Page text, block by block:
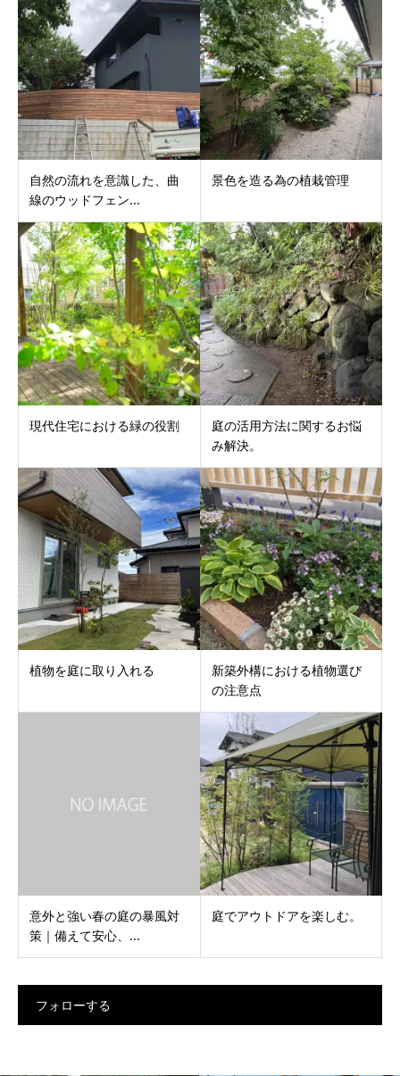
自然の流れを意識した、曲
線のウッドフェン...
景色を造る為の植栽管理
現代住宅における緑の役割
庭の活用方法に関するお悩
み解決。
植物を庭に取り入れる
新築外構における植物選び
の注意点
意外と強い春の庭の暴風対
策｜備えて安心、...
庭でアウトドアを楽しむ。
フォローする